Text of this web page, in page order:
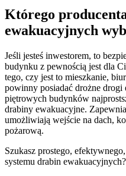
Którego
ewakuacyjnych
Jeśli jesteś inwestorem, to
budynku z pewnością jest dla
tego, czy jest to mieszkanie,
powinny posiadać drożne
piętrowych budynków
drabiny ewakuacyjne.
umożliwiają wejście na dach,
pożarową.
Szukasz prostego,
systemu drabin